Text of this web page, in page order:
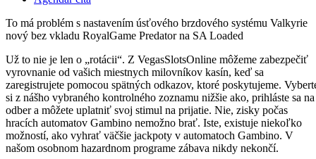
To má problém s nastavením úsťového brzdového systému Valkyrie
nový bez vkladu RoyalGame Predator na SA Loaded
Už to nie je len o „rotácii“. Z VegasSlotsOnline môžeme zabezpečiť
vyrovnanie od vašich miestnych milovníkov kasín, keď sa
zaregistrujete pomocou spätných odkazov, ktoré poskytujeme.
si z nášho vybraného kontrolného zoznamu nižšie ako, prihláste sa na
odber a môžete uplatniť svoj stimul na prijatie. Nie, zisky počas
hracích automatov Gambino nemožno brať. Iste, existuje niekoľko
možností, ako vyhrať väčšie jackpoty v automatoch Gambino. V
našom osobnom hazardnom programe zábava nikdy nekončí.